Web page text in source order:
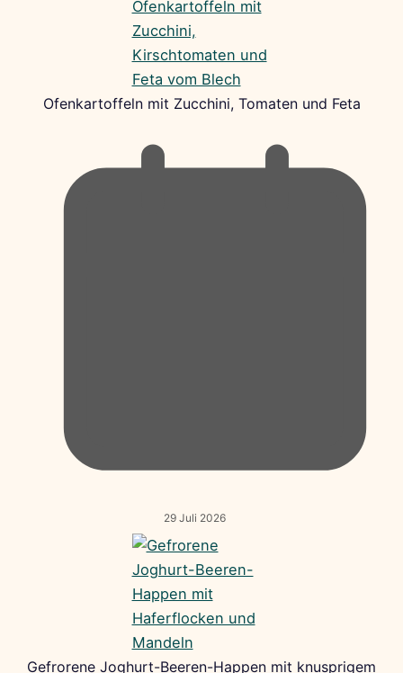
Ofenkartoffeln mit Zucchini, Tomaten und Feta
29 Juli 2026
Gefrorene Joghurt-Beeren-Happen mit knusprigem